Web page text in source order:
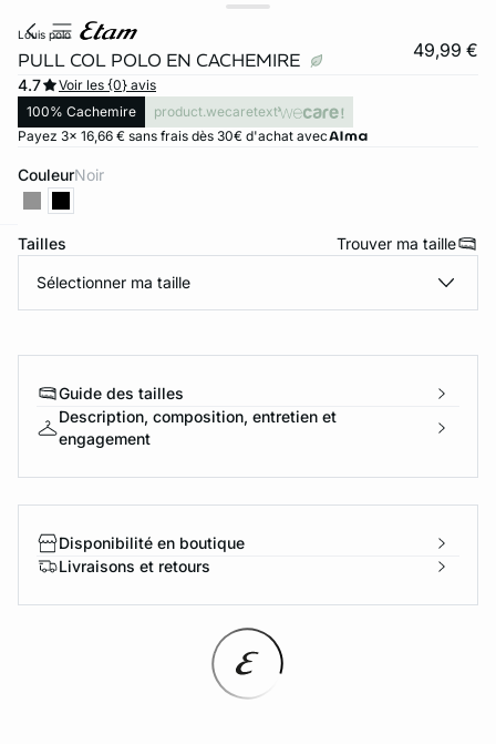
louis polo
PULL COL POLO EN CACHEMIRE 49,99 €
4.7
Voir les {0} avis
100% Cachemire
product.wecaretext
Payez 3x 16,66 € sans frais dès 30€ d'achat avec
Couleur noir
Tailles Trouver ma taille
Sélectionner ma taille
Guide des tailles
Description, composition, entretien et
engagement
Disponibilité en boutique
Livraisons et retours